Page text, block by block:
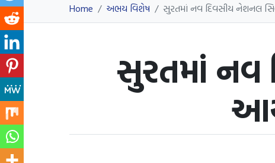
Home / અભય વિશેષ / સુરતમાં નવ દિવસીય નેશનલ
સુરતમાં નવ